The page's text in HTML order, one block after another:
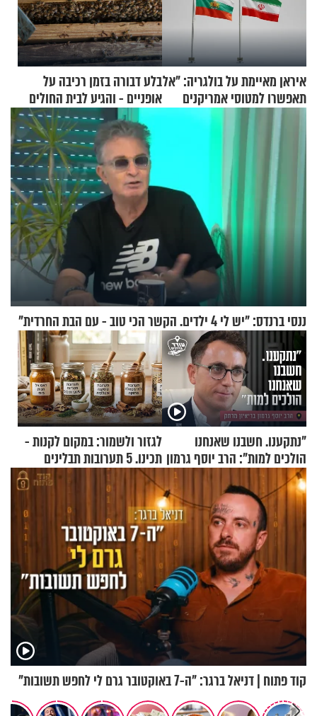
איראן מאיימת על בולגריה: "אל
תאפשרו למטוסי אמריקנים
להמריא מהשטח שלכם"
בלע דבורה בזמן רכיבה על
אופניים - והגיע לבית החולים
במצב מסכן חיים
ננסי ברנדס: "יש לי 4 ילדים. הקשר הכי טוב - עם הבת החרדית"
"נתקענו. חשבנו שאנחנו
הולכים למות": הרב יוסף גרמון
בריאיון מרתק
לגזור ולשמור: במקום לקנות -
תכינו. 5 תערובות תבלינים
שמתאימות להכל
קוד פתוח | דניאל ברגר: "ה-7 באוקטובר גרם לי לחפש תשובות"